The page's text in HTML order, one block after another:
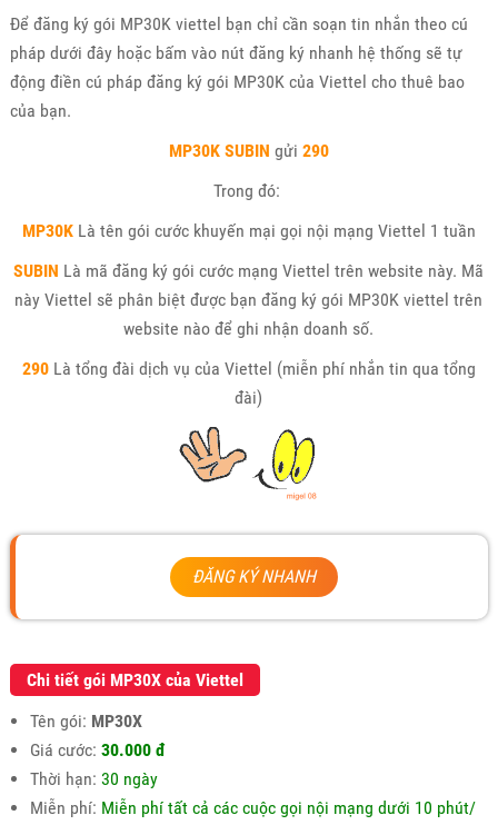
Để đăng ký gói MP30K viettel bạn chỉ cần soạn tin nhắn theo cú
pháp dưới đây hoặc bấm vào nút đăng ký nhanh hệ thống sẽ tự
động điền cú pháp đăng ký gói MP30K của Viettel cho thuê bao
của bạn.
MP30K SUBIN gửi 290
Trong đó:
MP30KLà tên gói cước khuyến mại gọi nội mạng Viettel 1 tuần
SUBIN Là mã đăng ký gói cước mạng Viettel trên website này. Mã
này Viettel sẽ phân biệt được bạn đăng ký gói MP30K viettel trên
website nào để ghi nhận doanh số.
290 Là tổng đài dịch vụ của Viettel (miễn phí nhắn tin qua tổng
đài)
ĐĂNG KÝ NHANH
Chi tiết gói MP30X của Viettel
Tên gói: MP30X
Giá cước: 30.000 đ
Thời hạn: 30 ngày
Miễn phí: Miễn phí tất cả các cuộc gọi nội mạng dưới 10 phút/